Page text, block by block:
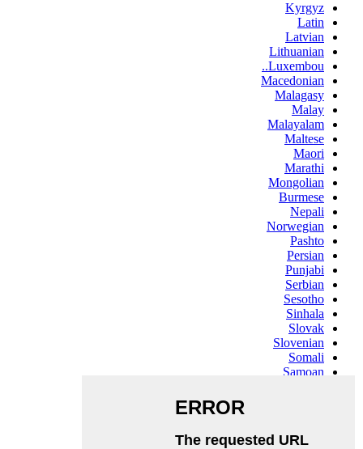
Kyrgyz
Latin
Latvian
Lithuanian
Luxembou..
Macedonian
Malagasy
Malay
Malayalam
Maltese
Maori
Marathi
Mongolian
Burmese
Nepali
Norwegian
Pashto
Persian
Punjabi
Serbian
Sesotho
Sinhala
Slovak
Slovenian
Somali
Samoan
Swahili